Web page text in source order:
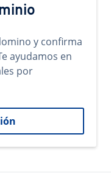
y confirma
ayudamos en
por